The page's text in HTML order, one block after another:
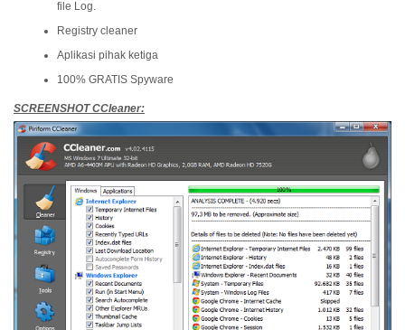
file Log.
Registry cleaner
Aplikasi pihak ketiga
100% GRATIS Spyware
SCREENSHOT CCleaner: